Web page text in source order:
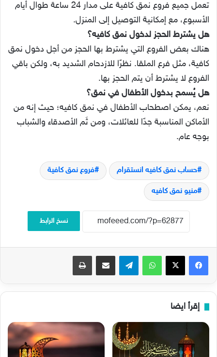
تعمل جميع فروع نمق كافية على مدار 24 ساعة طوال أيام
الأسبوع، مع إمكانية التوصيل إلى المنزل.
هل يشترط الحجز لدخول نمق كافيه؟
هناك بعض الفروع التي يشترط بها الحجز من أجل دخول نمق
كافية، مثل فرع الملقا. نظرًا للازدحام الشديد به، ولكن باقي
الفروع لا يشترط أن يتم الحجز بها.
هل يُسمح بدخول الأطفال في نمق؟
نعم، يمكن اصطحاب الأطفال في نمق كافيه؛ حيث إنه من
الأماكن المناسبة جدًا للعائلات، ومن ثَم الأصدقاء والشباب
بوجه عام.
حساب نمق كافيه انستقرام فروع نمق كافية
منيو نمق كافيه
نسخ الرابط
فيسبوك‫X واتساب تيلقرام مشاركة عبر البريد طباعة
إقرأ ايضا